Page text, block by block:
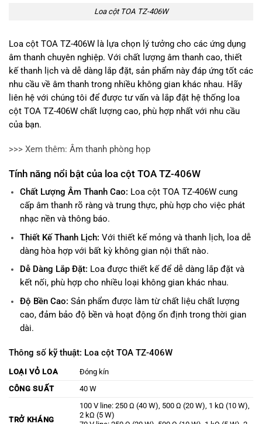
Loa cột TOA TZ-406W
Loa cột TOA TZ-406W là lựa chọn lý tưởng cho các ứng dụng
âm thanh chuyên nghiệp. Với chất lượng âm thanh cao, thiết
kế thanh lịch và dễ dàng lắp đặt, sản phẩm này đáp ứng tốt các
nhu cầu về âm thanh trong nhiều không gian khác nhau. Hãy
liên hệ với chúng tôi để được tư vấn và lắp đặt hệ thống loa
cột TOA TZ-406W chất lượng cao, phù hợp nhất với nhu cầu
của bạn.
>>> Xem thêm: Âm thanh phòng họp
Tính năng nổi bật của loa cột TOA TZ-406W
Chất Lượng Âm Thanh Cao: Loa cột TOA TZ-406W cung
cấp âm thanh rõ ràng và trung thực, phù hợp cho việc phát
nhạc nền và thông báo.
Thiết Kế Thanh Lịch: Với thiết kế mỏng và thanh lịch, loa dễ
dàng hòa hợp với bất kỳ không gian nội thất nào.
Dễ Dàng Lắp Đặt: Loa được thiết kế để dễ dàng lắp đặt và
kết nối, phù hợp cho nhiều loại không gian khác nhau.
Độ Bền Cao: Sản phẩm được làm từ chất liệu chất lượng
cao, đảm bảo độ bền và hoạt động ổn định trong thời gian
dài.
Thông số kỹ thuật: Loa cột TOA TZ-406W
LOẠI VỎ LOA
Đóng kín
CÔNG SUẤT
40 W
TRỞ KHÁNG
100 V line: 250 Ω (40 W), 500 Ω (20 W), 1 kΩ (10 W),
2 kΩ (5 W)